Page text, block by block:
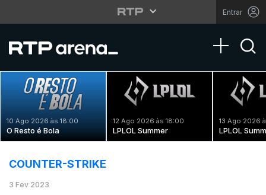
Entrar
Toggle
10 Ago 2026 às 18:00
O Resto é Bola
12 Ago 2026 às 18:00
LPLOL Summer
13 Ago 2026
LPLOL
COUNTER-STRIKE
3 Fev 2023